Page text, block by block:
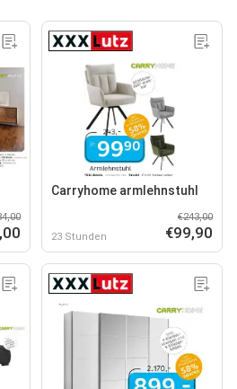
Carryhome armlehnstuhl
23 Stunden
€243,00
€99,90